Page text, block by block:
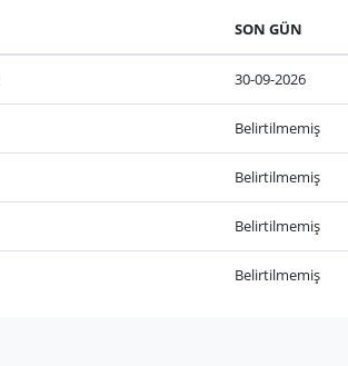
SON GÜN
30-09-2026
Belirtilmemiş
Belirtilmemiş
Belirtilmemiş
Belirtilmemiş